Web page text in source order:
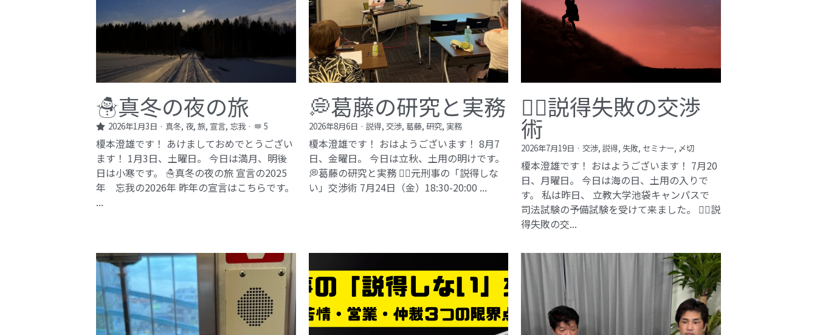
☃️真冬の夜の旅
2026年1月3日 · 真冬, 夜, 旅, 宣言, 忘我· 5
榎本澄雄です！ あけましておめでとうござい
ます！ 1月3日、土曜日。 今日は満月、明後
日は小寒です。 ☃️真冬の夜の旅 宣言の2025
年 忘我の2026年​ 昨年の宣言はこちらです。
...
💭葛藤の研究と実務
2026年8月6日 · 説得, 交渉, 葛藤, 研究, 実務
榎本澄雄です！ おはようございます！ 8月7
日、金曜日。 今日は立秋、土用の明けです。
💭葛藤の研究と実務 🕵️‍♂️元刑事の「説得しな
い」交渉術​ 7月24日（金）18:30-20:00 ...
🕵️‍♂️説得失敗の交渉
術
2026年7月19日 · 交渉, 説得, 失敗, セミナー, 〆切
榎本澄雄です！ おはようございます！ 7月20
日、月曜日。 今日は海の日、土用の入りで
す。 私は昨日、 立教大学池袋キャンパスで
司法試験の予備試験を受けて来ました。 🕵️‍♂️説
得失敗の交...